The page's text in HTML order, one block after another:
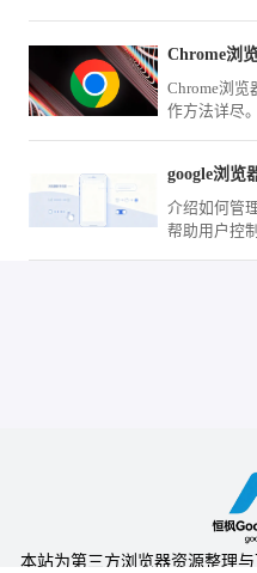
Chrome浏览
作方法详尽
google浏览
介绍如何管
帮助用户控
本站为第三方浏览器资源整理